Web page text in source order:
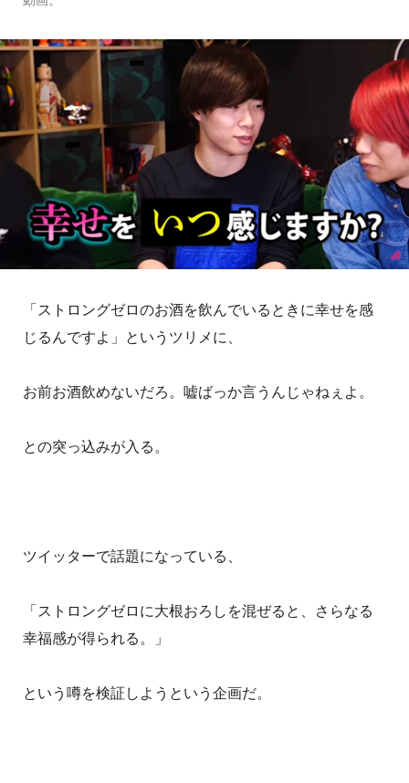
「ストロングゼロのお酒を飲んでいるときに幸せを感
じるんですよ」というツリメに、
お前お酒飲めないだろ。嘘ばっか言うんじゃねぇよ。
との突っ込みが入る。
ツイッターで話題になっている、
「ストロングゼロに大根おろしを混ぜると、さらなる
幸福感が得られる。」
という噂を検証しようという企画だ。